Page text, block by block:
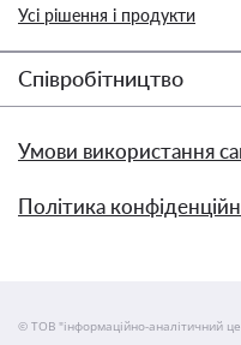
Усі рішення і продукти
Співробітництво
Умови використання
Політика
© ТОВ "інформаційно-аналітичний